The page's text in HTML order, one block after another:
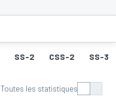
SS-2 CSS-2 SS-3
Toutes les statistiques